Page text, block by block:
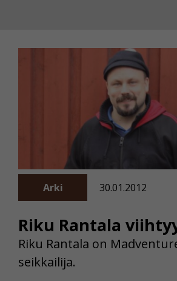
Riku Rantala
Arki 30.01.2012
Riku Rantala on
seikkailija.